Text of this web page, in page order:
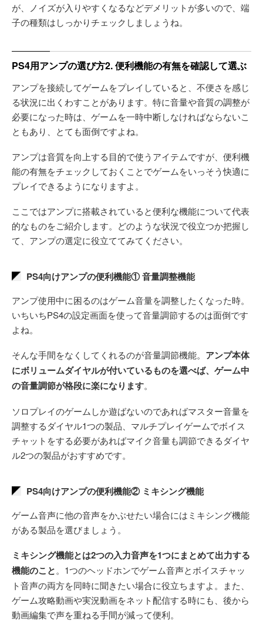
が、ノイズが入りやすくなるなどデメリットが多いので、端
子の種類はしっかりチェックしましょうね。
PS4用アンプの選び方2. 便利機能の有無を確認して選ぶ
アンプを接続してゲームをプレイしていると、不便さを感じ
る状況に出くわすことがあります。特に音量や音質の調整が
必要になった時は、ゲームを一時中断しなければならないこ
ともあり、とても面倒ですよね。
アンプは音質を向上する目的で使うアイテムですが、便利機
能の有無をチェックしておくことでゲームをいっそう快適に
プレイできるようになりますよ。
ここではアンプに搭載されていると便利な機能について代表
的なものをご紹介します。どのような状況で役立つか把握し
て、アンプの選定に役立ててみてください。
PS4向けアンプの便利機能① 音量調整機能
アンプ使用中に困るのはゲーム音量を調整したくなった時。
いちいちPS4の設定画面を使って音量調節するのは面倒です
よね。
そんな手間をなくしてくれるのが音量調節機能。 アンプ本体
にボリュームダイヤルが付いているものを選べば、ゲーム中
の音量調節が格段に楽になります。
ソロプレイのゲームしか遊ばないのであればマスター音量を
調整するダイヤル1つの製品、マルチプレイゲームでボイス
チャットをする必要があればマイク音量も調節できるダイヤ
ル2つの製品がおすすめです。
PS4向けアンプの便利機能② ミキシング機能
ゲーム音声に他の音声をかぶせたい場合にはミキシング機能
がある製品を選びましょう。
ミキシング機能とは2つの入力音声を1つにまとめて出力する
機能のこと。1つのヘッドホンでゲーム音声とボイスチャッ
ト音声の両方を同時に聞きたい場合に役立ちますよ。また、
ゲーム攻略動画や実況動画をネット配信する時にも、後から
動画編集で声を重ねる手間が減って便利。